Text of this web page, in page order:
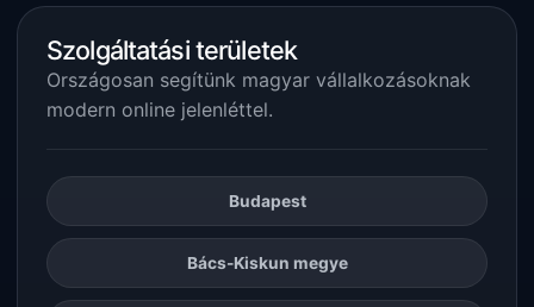
Szolgáltatási területek
Országosan segítünk magyar vállalkozásoknak
modern online jelenléttel.
Budapest
Bács-Kiskun megye